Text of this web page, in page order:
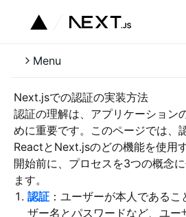
Menu
Next.jsでの認証の実装方法
認証の理解は、アプリケーション
めに重要です。このページでは、
ReactとNext.jsのどの機能を使用
開始前に、プロセスを3つの概念
ます。
認証 ：ユーザーが本人である
ザー名とパスワードなど、ユー